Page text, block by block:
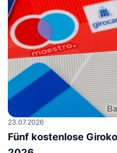
23.07.2026
Fünf kostenlose